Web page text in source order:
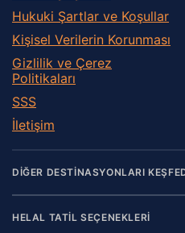
Hukuki Şartlar ve Koşullar
Kişisel Verilerin Korunması
Gizlilik ve Çerez
Politikaları
SSS
İletişim
DİĞER DESTİNASYONLARI
HELAL TATİL SEÇENEKLERİ